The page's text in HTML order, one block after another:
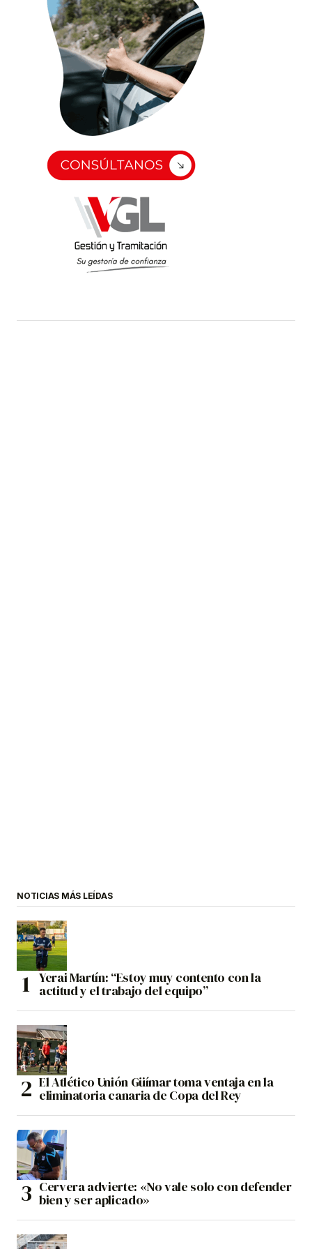
NOTICIAS MÁS LEÍDAS
Yerai Martín: “Estoy muy contento con la
actitud y el trabajo del equipo”
El Atlético Unión Güímar toma ventaja en la
eliminatoria canaria de Copa del Rey
Cervera advierte: «No vale solo con defender
bien y ser aplicado»